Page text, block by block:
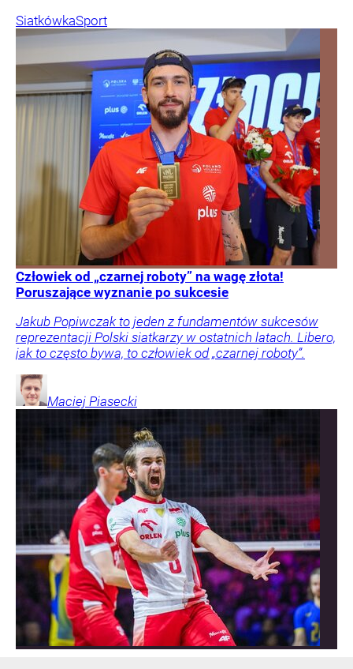
SiatkówkaSport
Człowiek od „czarnej roboty” na wagę złota!
Poruszające wyznanie po sukcesie
Jakub Popiwczak to jeden z fundamentów sukcesów
reprezentacji Polski siatkarzy w ostatnich latach. Libero,
jak to często bywa, to człowiek od „czarnej roboty”.
Maciej Piasecki